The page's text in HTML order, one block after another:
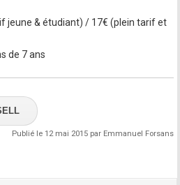
jeune & étudiant) / 17€ (plein tarif et
de 7 ans
Publié le 12 mai 2015 par Emmanuel Forsans